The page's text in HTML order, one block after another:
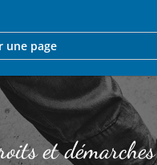
une page
et démarches